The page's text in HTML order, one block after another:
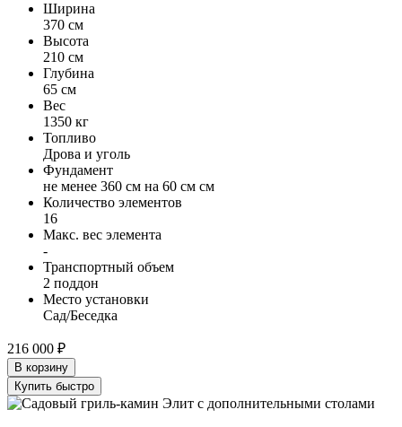
Ширина
370 см
Высота
210 см
Глубина
65 см
Вес
1350 кг
Топливо
Дрова и уголь
Фундамент
не менее 360 см на 60 см см
Количество элементов
16
Макс. вес элемента
-
Транспортный объем
2 поддон
Место установки
Сад/Беседка
216 000 ₽
В корзину
Купить быстро